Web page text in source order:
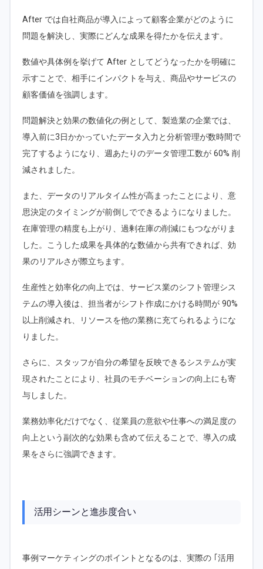
After では自社商品が導入によって顧客企業がどのように
問題を解決し、実際にどんな成果を得たかを伝えます。
数値や具体例を挙げて After としてどうなったかを明確に
示すことで、相手にインパクトを与え、商品やサービスの
顧客価値を強調します。
問題解決と効果の数値化の例として、製造業の企業では、
導入前に3日かかっていたデータ入力と分析管理が数時間で
完了するようになり、週あたりのデータ管理工数が 60% 削
減されました。
また、データのリアルタイム性が高まったことにより、意
思決定のタイミングが前倒しでできるようになりました。
在庫管理の精度も上がり、過剰在庫の削減にもつながりま
した。こうした成果を具体的な数値から共有できれば、効
果のリアルさが際立ちます。
生産性と効率化の向上では、サービス業のシフト管理シス
テムの導入後は、担当者がシフト作成にかける時間が 90%
以上削減され、リソースを他の業務に充てられるようにな
りました。
さらに、スタッフが自分の希望を反映できるシステムが実
現されたことにより、社員のモチベーションの向上にも寄
与しました。
業務効率化だけでなく、従業員の意欲や仕事への満足度の
向上という副次的な効果も含めて伝えることで、導入の成
果をさらに強調できます。
活用シーンと進歩度合い
事例マーケティングのポイントとなるのは、実際の ｢活用